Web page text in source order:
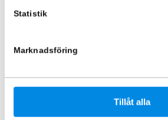
Statistik
Marknadsföring
Tillåt alla